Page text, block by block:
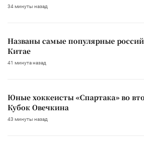
34 минуты назад
Названы самые популярные
Китае
41 минута назад
Юные хоккеисты «Спартака» во
Кубок Овечкина
43 минуты назад